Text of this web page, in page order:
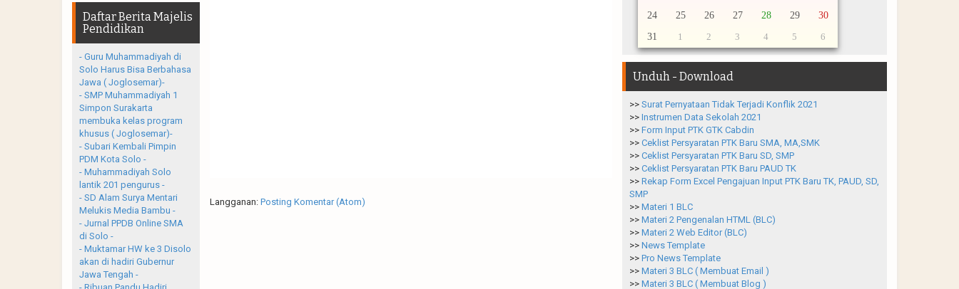
Langganan: Posting Komentar (Atom)
Daftar Berita Majelis
Pendidikan
- Guru Muhammadiyah di
Solo Harus Bisa Berbahasa
Jawa ( Joglosemar)-
- SMP Muhammadiyah 1
Simpon Surakarta
membuka kelas program
khusus ( Joglosemar)-
- Subari Kembali Pimpin
PDM Kota Solo -
- Muhammadiyah Solo
lantik 201 pengurus -
- SD Alam Surya Mentari
Melukis Media Bambu -
- Jurnal PPDB Online SMA
di Solo -
- Muktamar HW ke 3 Disolo
akan di hadiri Gubernur
Jawa Tengah -
24
25 26 27 28 29
30
31
1 2 3 4 5 6
Unduh - Download
>> Surat Pernyataan Tidak Terjadi Konflik 2021
>> Instrumen Data Sekolah 2021
>> Form Input PTK GTK Cabdin
>> Ceklist Persyaratan PTK Baru SMA, MA,SMK
>> Ceklist Persyaratan PTK Baru SD, SMP
>> Ceklist Persyaratan PTK Baru PAUD TK
>> Rekap Form Excel Pengajuan Input PTK Baru TK, PAUD, SD,
SMP
>> Materi 1 BLC
>> Materi 2 Pengenalan HTML (BLC)
>> Materi 2 Web Editor (BLC)
>> News Template
>> Pro News Template
>> Materi 3 BLC ( Membuat Email )
>> Materi 3 BLC ( Membuat Blog )